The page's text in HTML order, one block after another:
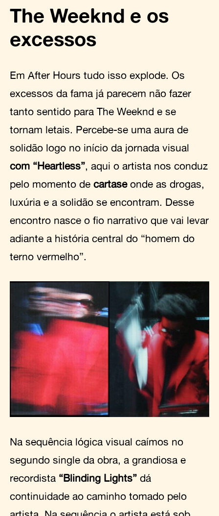
The Weeknd e os
excessos
Em After Hours tudo isso explode. Os
excessos da fama já parecem não fazer
tanto sentido para The Weeknd e se
tornam letais. Percebe-se uma aura de
solidão logo no início da jornada visual
com “Heartless”, aqui o artista nos conduz
pelo momento de cartase onde as drogas,
luxúria e a solidão se encontram. Desse
encontro nasce o fio narrativo que vai levar
adiante a história central do “homem do
terno vermelho”.
Na sequência lógica visual caímos no
segundo single da obra, a grandiosa e
recordista “Blinding Lights” dá
continuidade ao caminho tomado pelo